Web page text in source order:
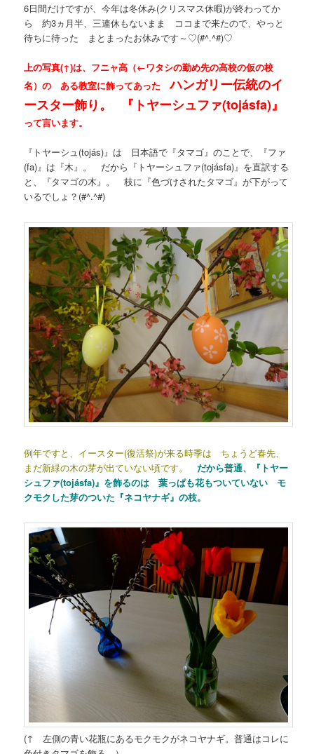
6日間だけですが、今年は冬休み(クリスマス休暇)が終わってか
ら 約3ヵ月半、三連休もないまま ココまで来たので、やっと
待ちに待った まとまったお休みです～♡(#^.^#)♡
上の写真(↑)は、フニャ高（←ワタシの勤め先の高校の仮の校
名）の ある教室に飾ってあったハンガリー伝統のイ
ースター飾り。
『トヤーシュファ(tojásfa)』
って言います。
『トヤーシュ(tojás)』は 日本語で『タマゴ』のことで、『ファ
(fa)』は『木』。 だから『トヤーシュファ(tojásfa)』を直訳する
と、『タマゴの木』。 枝に『色づけされたタマゴ』が下がって
いるでしょ？(#^.^#)
例年ですと、イースター(復活祭)が来る時季は ちょうど春先、
まだ新緑の木の芽が出ていない頃です。
だから普通、『トヤー
シュファ(tojásfa)』を飾るのは 葉っぱも花もついていない モ
クモクした芽のついた『ネコヤナギ』の枝。
(↑ 左側の青い花瓶にあるモクモクがネコヤナギ。普通はコレに